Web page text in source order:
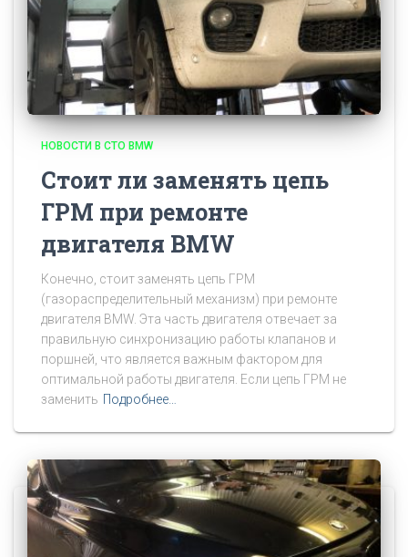
НОВОСТИ В СТО BMW
Стоит ли заменять цепь
ГРМ при ремонте
двигателя BMW
Конечно, стоит заменять цепь ГРМ
(газораспределительный механизм) при ремонте
двигателя BMW. Эта часть двигателя отвечает за
правильную синхронизацию работы клапанов и
поршней, что является важным фактором для
оптимальной работы двигателя. Если цепь ГРМ не
заменить Подробнее…